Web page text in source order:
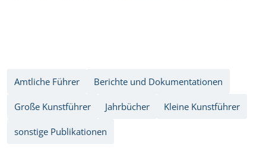
Amtliche Führer Berichte und Dokumentationen
Große Kunstführer Jahrbücher Kleine Kunstführer
sonstige Publikationen